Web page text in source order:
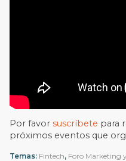
Por favorsuscríbete para
próximos eventos que
Temas: Fintech, Foro Marketing